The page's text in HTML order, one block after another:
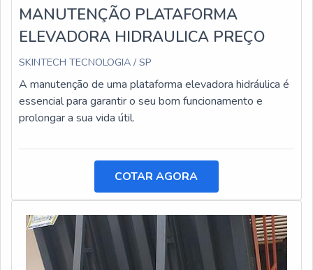
MANUTENÇÃO PLATAFORMA
ELEVADORA HIDRAULICA PREÇO
SKINTECH TECNOLOGIA / SP
A manutenção de uma plataforma elevadora hidráulica é
essencial para garantir o seu bom funcionamento e
prolongar a sua vida útil.
COTAR AGORA